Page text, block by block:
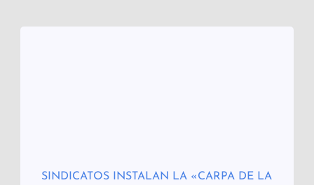
SINDICATOS INSTALAN LA «CARPA DE LA